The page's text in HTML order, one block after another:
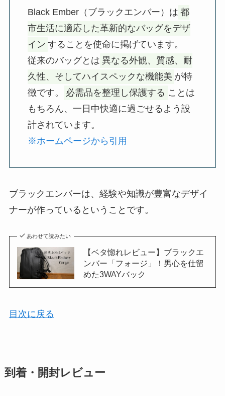
Black Ember（ブラックエンバー）は 都
市生活に適応した革新的なバッグをデザ
イン することを使命に掲げています。
従来のバッグとは 異なる外観、質感、耐
久性、そしてハイスペックな機能美 が特
徴です。
必需品を整理し保護する ことは
もちろん、一日中快適に過ごせるよう設
※ホームページから引用
ブラックエンバーは、経験や知識が豊富なデザイ
ナーが作っているということです。
あわせて読みたい
【ベタ惚れレビュー】ブラックエ
ンバー「フォージ」！男心を仕留
めた3WAYバック
目次に戻る
到着・開封レビュー